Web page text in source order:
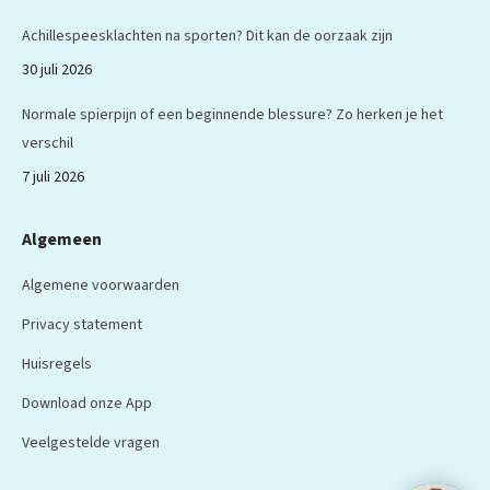
Achillespeesklachten na sporten? Dit kan de oorzaak zijn
30 juli 2026
Normale spierpijn of een beginnende blessure? Zo herken je het
verschil
7 juli 2026
Algemeen
Algemene voorwaarden
Privacy statement
Huisregels
Download onze App
Veelgestelde vragen